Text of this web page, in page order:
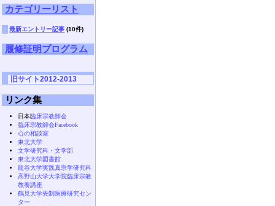
カテゴリーリスト
最新エントリー記事 (10件)
履修証明プログラム
旧サイト2012-2013
リンク集
日本臨床宗教師会
臨床宗教師会Facebook
心の相談室
東北大学
文学研究科・文学部
東北大学図書館
龍谷大学実践真宗学研究科
高野山大学大学院臨床宗教
教養講座
鶴見大学先制医療研究セン
ター